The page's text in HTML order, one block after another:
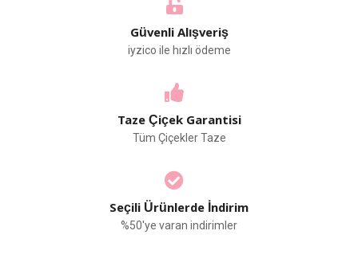
Güvenli Alışveriş
iyzico ile hızlı ödeme
Taze Çiçek Garantisi
Tüm Çiçekler Taze
Seçili Ürünlerde İndirim
%50'ye varan indirimler